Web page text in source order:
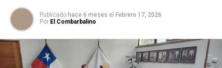
Publicado hace 6 meses el Febrero 17, 2026
Por El Combarbalino